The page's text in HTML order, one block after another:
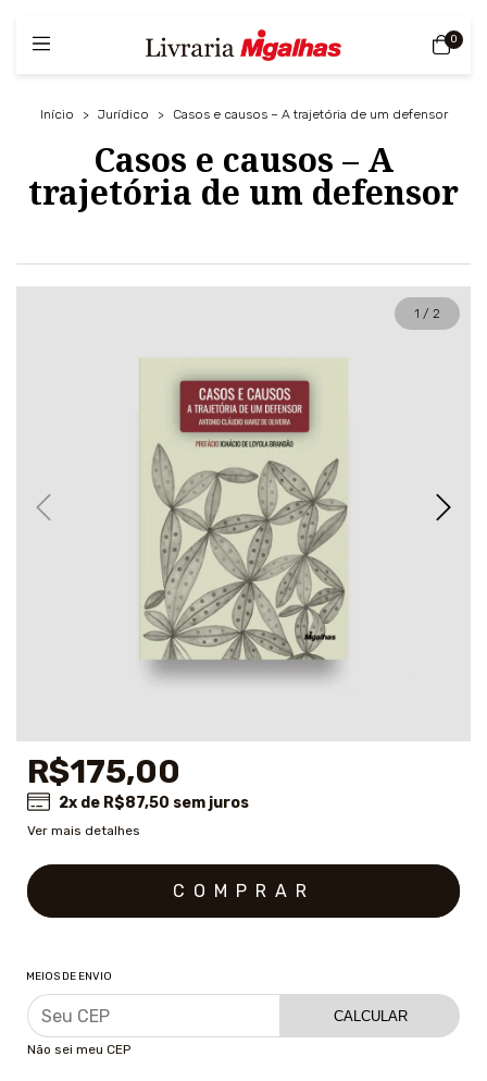
0
Início > Jurídico > Casos e causos – A trajetória de um defensor
Casos e causos – A
trajetória de um defensor
1 / 2
R$175,00
2x de R$87,50 sem juros
Ver mais detalhes
MEIOS DE ENVIO
CALCULAR
Não sei meu CEP